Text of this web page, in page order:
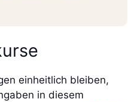
einheitlich bleiben,
in diesem